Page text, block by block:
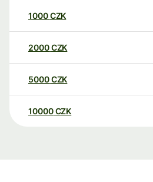
1000CZK
2000CZK
5000CZK
10000 CZK